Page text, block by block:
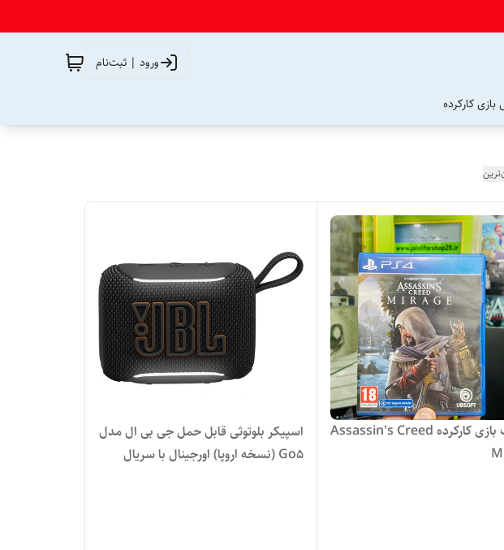
ورود | ثبت‌نام
کارکرده
دیسک بازی کارکرده Assassin's Creed
اسپیکر بلوتوثی قابل حمل جی بی ال مدل
Go5 (نسخه اروپا) اورجینال با سریال